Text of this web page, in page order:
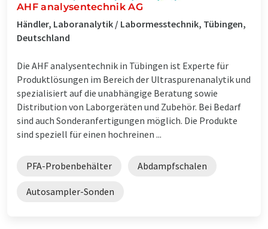
AHF analysentechnik AG
Händler, Laboranalytik / Labormesstechnik, Tübingen,
Deutschland
Die AHF analysentechnik in Tübingen ist Experte für
Produktlösungen im Bereich der Ultraspurenanalytik und
spezialisiert auf die unabhängige Beratung sowie
Distribution von Laborgeräten und Zubehör. Bei Bedarf
sind auch Sonderanfertigungen möglich. Die Produkte
sind speziell für einen hochreinen ...
PFA-Probenbehälter Abdampfschalen
Autosampler-Sonden